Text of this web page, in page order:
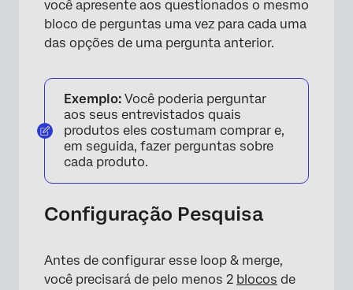
×
você apresente aos questionados o mesmo
bloco de perguntas uma vez para cada uma
das opções de uma pergunta anterior.
Exemplo: Você poderia perguntar
aos seus entrevistados quais
produtos eles costumam comprar e,
em seguida, fazer perguntas sobre
cada produto.
Configuração Pesquisa
Antes de configurar esse loop & merge,
você precisará de pelo menos 2 blocos de